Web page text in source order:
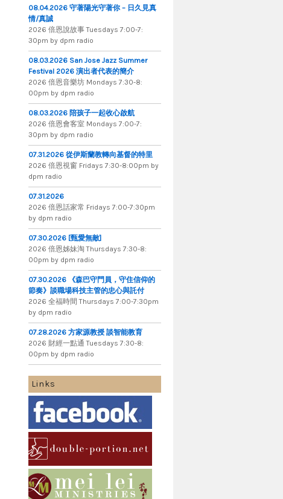
08.04.2026 守著陽光守著你 – 日久見真
情/真誠
2026 倍恩說故事 Tuesdays 7​​​:​​​00​​​-​​​7​​​:​​​
30pm by dpm radio
08.03.2026 San Jose Jazz Summer
Festival 2026 演出者代表的簡介
2026 倍​恩​音​樂​坊 Mondays 7​:​30​-​8​:​
00pm by dpm radio
08.03.2026 陪孩子一起收心啟航
2026 倍​恩​會​客​室 Mondays 7​:​00​-​7​:​
30pm by dpm radio
07.31.2026 從伊斯蘭教轉向基督的特里
2026 倍​恩​視​窗 Fridays 7​:​30​-​8:​00pm by
dpm radio
07.31.2026
2026 倍​恩​話​家​常 Fridays 7​:​00​-​7:​30pm
by dpm radio
07.30.2026 [甄愛無敵]
2026 倍​恩​姊​妹​淘 Thursdays 7​:​30​-​8​:​
00pm by dpm radio
07.30.2026 《森巴守門員，守住信仰的
節奏》談職場科技主管的忠心與託付
2026 全​福​時​間 Thursdays 7​:​00​-​7​:​30pm
by dpm radio
07.28.2026 方家源教授 談智能教育
2026 財​經​一​點​通 Tuesdays 7​​​:​​​30​​​-​​​8​​​:​​​
00pm by dpm radio
Links